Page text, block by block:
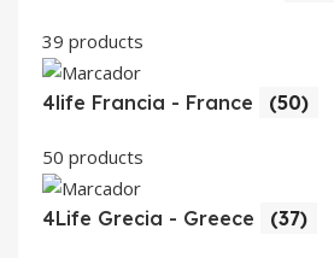
39 products
4life Francia - France (50)
50 products
4Life Grecia - Greece (37)